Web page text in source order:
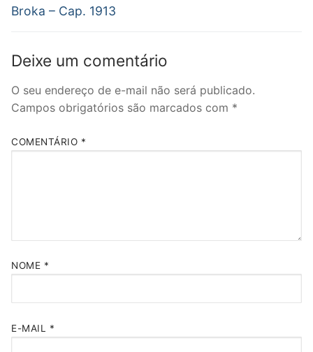
Broka – Cap. 1913
Deixe um comentário
O seu endereço de e-mail não será publicado.
Campos obrigatórios são marcados com *
COMENTÁRIO *
NOME *
E-MAIL *